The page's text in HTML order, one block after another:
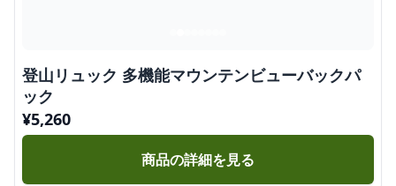
登山リュック 多機能マウンテンビューバックパ
ック
¥5,260
商品の詳細を見る